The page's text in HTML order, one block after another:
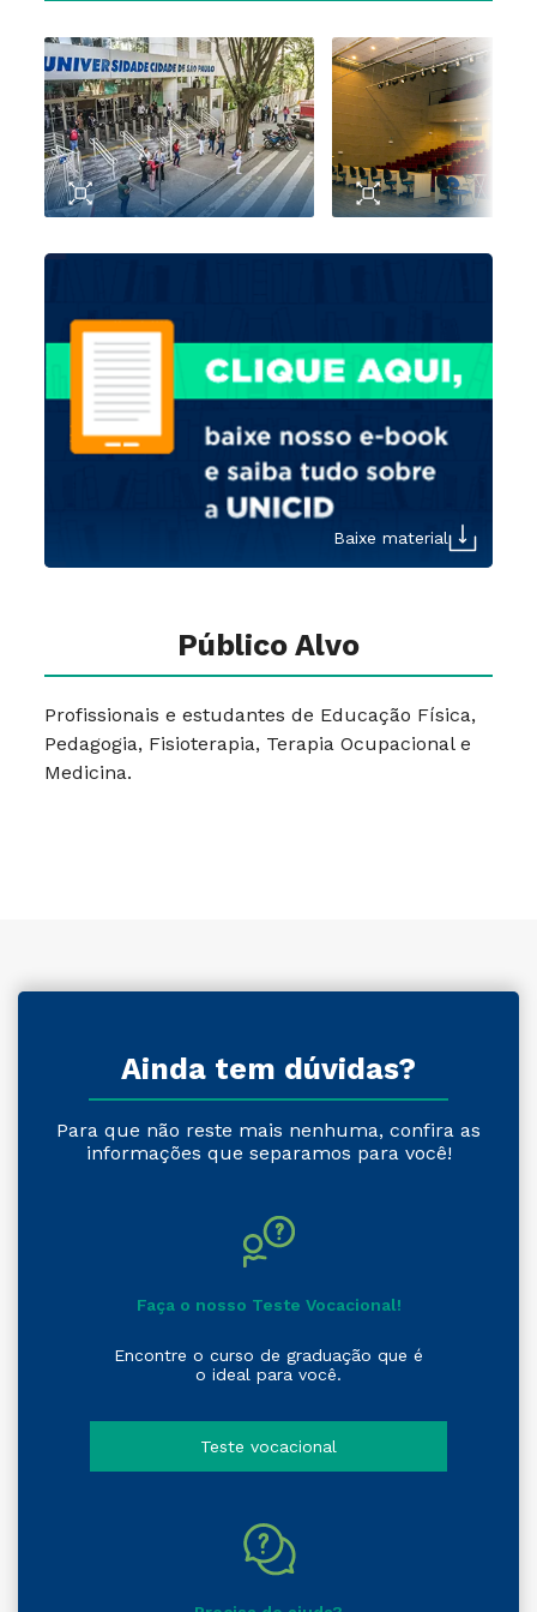
Baixe material
Público Alvo
Profissionais e estudantes de Educação Física,
Pedagogia, Fisioterapia, Terapia Ocupacional e
Medicina.
Ainda tem dúvidas?
Para que não reste mais nenhuma, confira as
informações que separamos para você!
Faça o nosso Teste Vocacional!
Encontre o curso de graduação que é
o ideal para você.
Teste vocacional